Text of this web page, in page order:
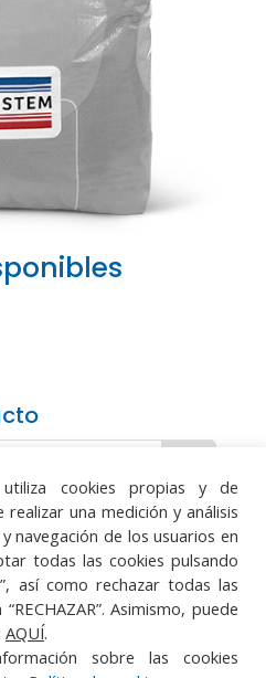
protección de datos
·Sistema Integrado de
 
utiliza cookies propias y de
una medición y análisis
navegación de los usuarios en
todas las cookies pulsando
así como rechazar todas las
Asimismo, puede
AQUÍ.
sobre las cookies